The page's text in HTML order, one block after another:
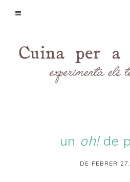
un oh!de
DE FEBRER